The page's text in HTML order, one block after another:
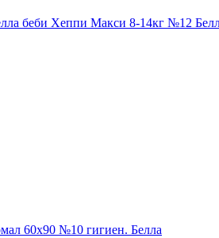
беби Хеппи Макси 8-14кг №12
60х90 №10 гигиен. Белла